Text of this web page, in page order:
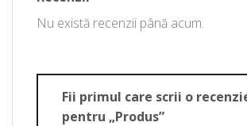
Nu există recenzii până acum.
Fii primul care scrii o
pentru „Produs”